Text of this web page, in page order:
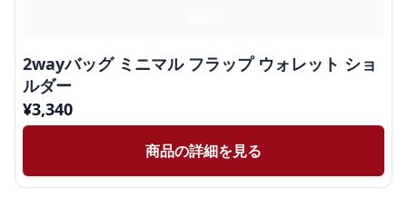
2wayバッグ ミニマル フラップ ウォレット ショ
ルダー
¥3,340
商品の詳細を見る